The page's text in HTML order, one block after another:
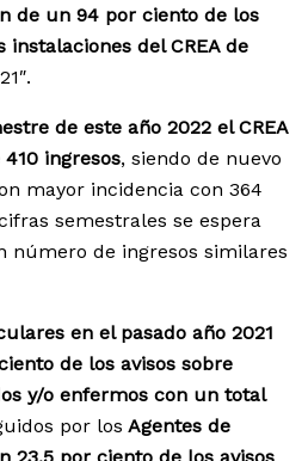
de un 94 por ciento de los
del CREA de
de este año 2022 el CREA
ingresos, siendo de nuevo
mayor incidencia con 364
semestrales se espera
número de ingresos similares
en el pasado año 2021
de los avisos sobre
y/o enfermos con un total
por los Agentes de